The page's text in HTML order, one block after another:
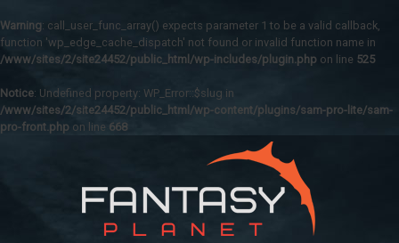
Warning: call_user_func_array() expects parameter 1 to be a valid callback,
function 'wp_edge_cache_dispatch' not found or invalid function name in
/www/sites/2/site24452/public_html/wp-includes/plugin.php on line 525
Notice: Undefined property: WP_Error::$slug in
/www/sites/2/site24452/public_html/wp-content/plugins/sam-pro-lite/sam-
pro-front.php on line 668